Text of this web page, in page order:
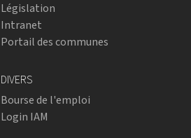
Législation
Intranet
Portail des communes
DIVERS
Bourse de l'emploi
Login IAM